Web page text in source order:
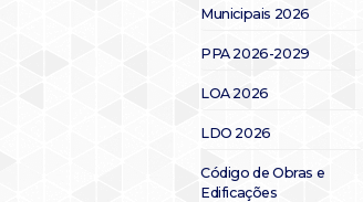
Municipais 2026
PPA 2026-2029
LOA 2026
LDO 2026
Código de Obras e
Edificações